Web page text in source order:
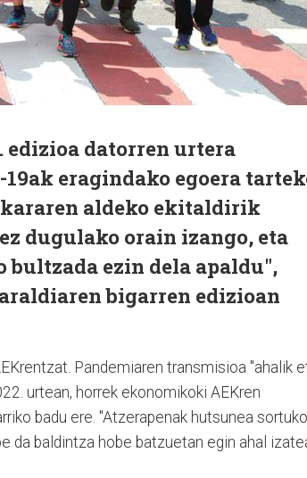
datorren urtera
eragindako egoera
aldeko ekitaldirik
dugulako orain izango, eta
ezin dela apaldu",
bigarren edizioan
Pandemiaren transmisioa "ahalik
urtean, horrek ekonomikoki AEKren
badu ere. "Atzerapenak hutsunea sortuko
da baldintza hobe batzuetan egin ahal